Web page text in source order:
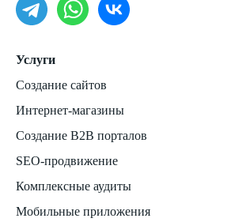
Услуги
Создание сайтов
Интернет-магазины
Создание B2B порталов
SEO-продвижение
Комплексные аудиты
Мобильные приложения